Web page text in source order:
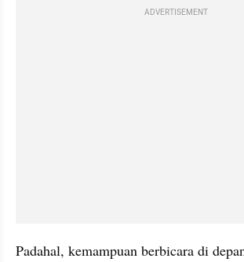
ADVERTISEMENT
Padahal, kemampuan berbicara di